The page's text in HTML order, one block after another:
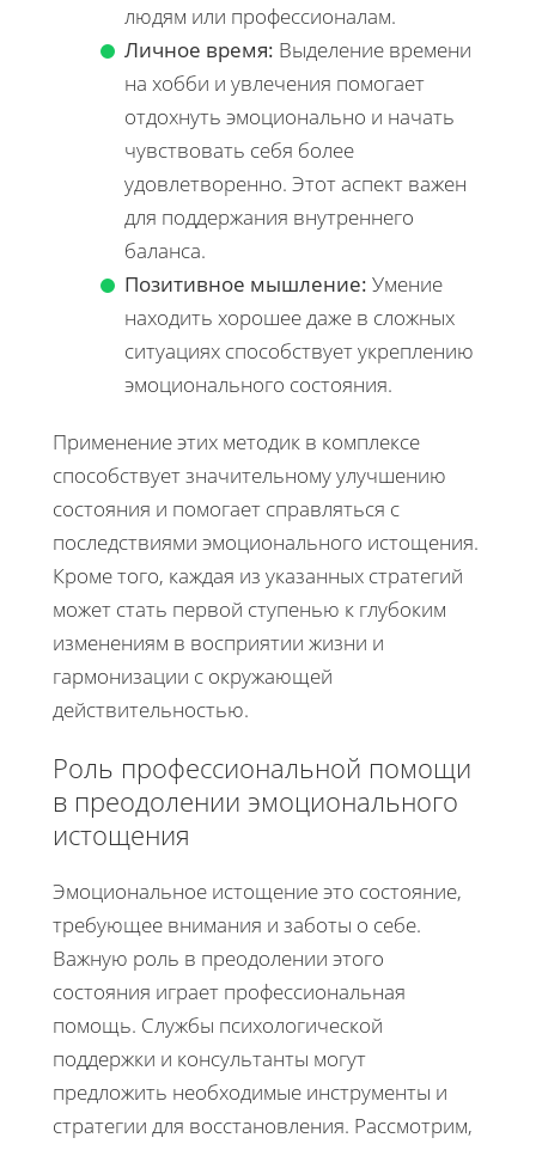
людям или профессионалам.
Личное время: Выделение времени
на хобби и увлечения помогает
отдохнуть эмоционально и начать
чувствовать себя более
удовлетворенно. Этот аспект важен
для поддержания внутреннего
баланса.
Позитивное мышление: Умение
находить хорошее даже в сложных
ситуациях способствует укреплению
эмоционального состояния.
Применение этих методик в комплексе
способствует значительному улучшению
состояния и помогает справляться с
последствиями эмоционального истощения.
Кроме того, каждая из указанных стратегий
может стать первой ступенью к глубоким
изменениям в восприятии жизни и
гармонизации с окружающей
действительностью.
Роль профессиональной помощи
в преодолении эмоционального
истощения
Эмоциональное истощение это состояние,
требующее внимания и заботы о себе.
Важную роль в преодолении этого
состояния играет профессиональная
помощь. Службы психологической
поддержки и консультанты могут
предложить необходимые инструменты и
стратегии для восстановления. Рассмотрим,